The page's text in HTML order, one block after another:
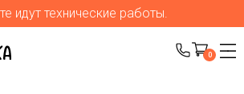
идут технические работы.
0